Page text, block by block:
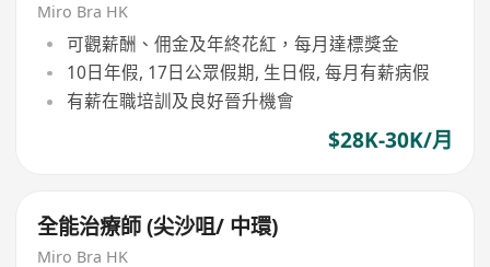
Miro Bra HK
可觀薪酬、佣金及年終花紅，每月達標獎金
10日年假, 17日公眾假期, 生日假, 每月有薪病假
有薪在職培訓及良好晉升機會
$28K-30K/月
全能治療師 (尖沙咀/ 中環)
Miro Bra HK